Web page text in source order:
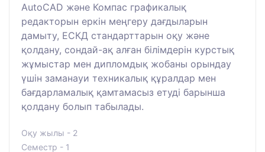
AutoCAD және Компас графикалық
редакторын еркін меңгеру дағдыларын
дамыту, ЕСКД стандарттарын оқу және
қолдану, сондай-ақ алған білімдерін курстық
жұмыстар мен дипломдық жобаны орындау
үшін заманауи техникалық құралдар мен
бағдарламалық қамтамасыз етуді барынша
қолдану болып табылады.
Оқу жылы - 2
Семестр - 1